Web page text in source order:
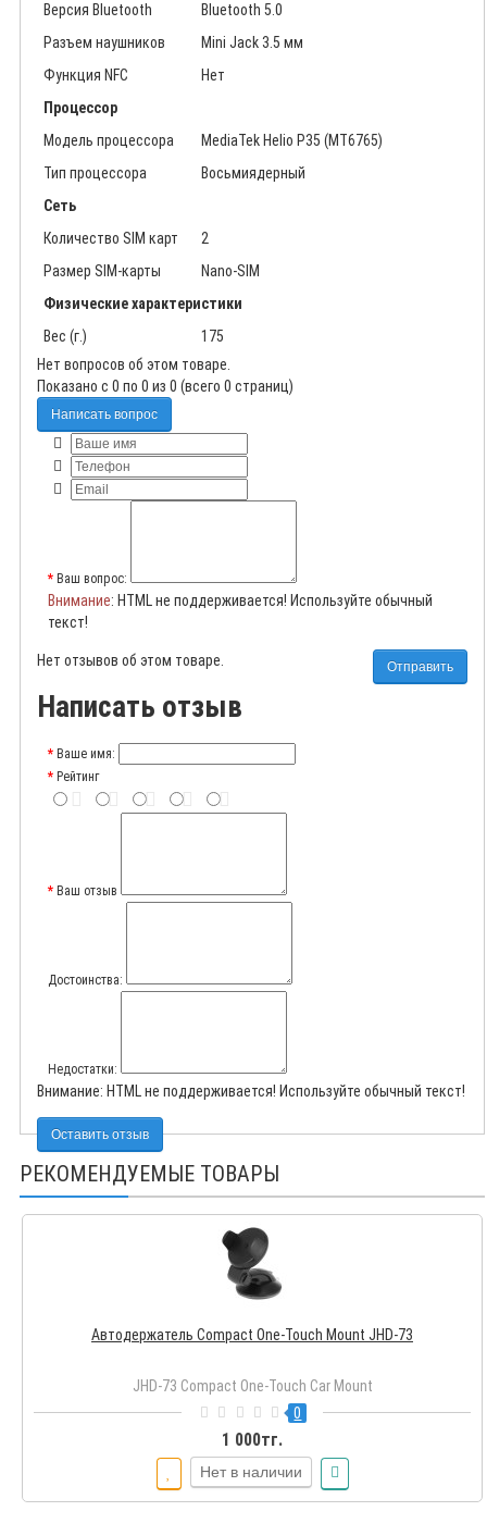
Версия Bluetooth
Bluetooth 5.0
Разъем наушников
Mini Jack 3.5 мм
Функция NFC
Нет
Процессор
Модель процессора
MediaTek Helio P35 (MT6765)
Тип процессора
Восьмиядерный
Сеть
Количество SIM карт
2
Размер SIM-карты
Nano-SIM
Физические характеристики
Вес (г.)
175
Нет вопросов об этом товаре.
Показано с 0 по 0 из 0 (всего 0 страниц)
Написать вопрос
Ваш вопрос:
Внимание: HTML не поддерживается! Используйте обычный
текст!
Отправить
Нет отзывов об этом товаре.
Написать отзыв
Ваше имя:
Рейтинг
Ваш отзыв
Достоинства:
Недостатки:
Внимание: HTML не поддерживается! Используйте обычный текст!
Оставить отзыв
РЕКОМЕНДУЕМЫЕ ТОВАРЫ
Автодержатель Compact One-Touch Mount JHD-73
JHD-73 Compact One-Touch Car Mount
0
1 000тг.
Нет в наличии